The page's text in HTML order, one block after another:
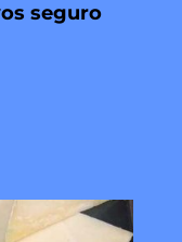
seguro